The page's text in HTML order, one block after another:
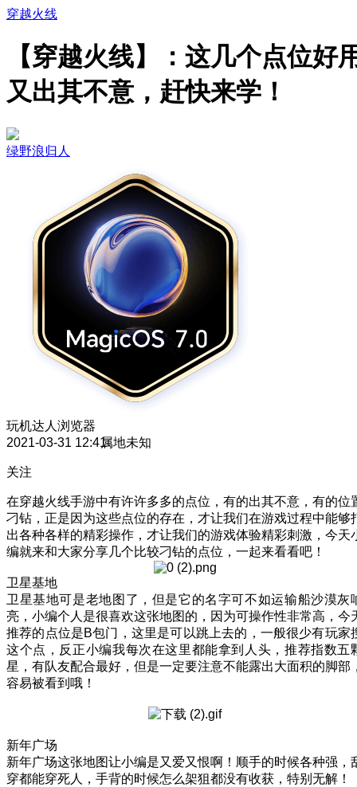
穿越火线
【穿越火线】：这几个点位好
又出其不意，赶快来学！
绿野浪归人
玩机达人 浏览器
2021-03-31 12:41属地未知
关注
在穿越火线手游中有许许多多的点位，有的出其不意，有的位
刁钻，正是因为这些点位的存在，才让我们在游戏过程中能够
出各种各样的精彩操作，才让我们的游戏体验精彩刺激，今天
编就来和大家分享几个比较刁钻的点位，一起来看看吧！
卫星基地
卫星基地可是老地图了，但是它的名字可不如运输船沙漠灰
亮，小编个人是很喜欢这张地图的，因为可操作性非常高，今
推荐的点位是B包门，这里是可以跳上去的，一般很少有玩家
这个点，反正小编我每次在这里都能拿到人头，推荐指数五
星，有队友配合最好，但是一定要注意不能露出大面积的脚部
容易被看到哦！
新年广场
新年广场这张地图让小编是又爱又恨啊！顺手的时候各种强，
穿都能穿死人，手背的时候怎么架狙都没有收获，特别无解！